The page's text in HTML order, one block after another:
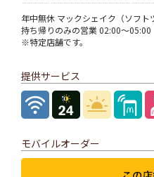
年中無休 マックシェイク（ソフ
持ち帰りのみの営業 02:00～05:00
※特定店舗です。
提供サービス
モバイルオーダー